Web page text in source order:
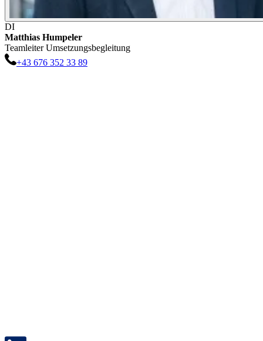
DI
Matthias Humpeler
Teamleiter Umsetzungsbegleitung
+43 676 352 33 89